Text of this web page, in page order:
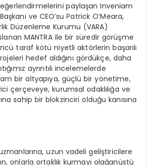
paylaşan Inveniam
ve CEO’su Patrick O’Meara,
Düzenleme Kurumu (VARA)
MANTRA ile bir süredir görüşme
taraf kötü niyetli aktörlerin başarılı
hedef aldığını gördükçe, daha
ayrıntılı incelemelerde
bir altyapıya, güçlü bir yönetime,
çerçeveye, kurumsal odaklılığa ve
sahip bir blokzinciri olduğu kanısına
uzun vadeli geliştiricilere
onlarla ortaklık kurmayı olağanüstü